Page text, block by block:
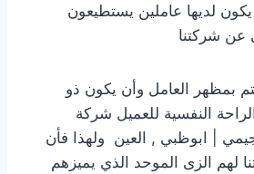
لديها عاملين يستطيعون
عن شركتنا
بمظهر العامل وأن يكون ذو
النفسية للعميل شركة
| ابوظبي , العين ولهذا فأن
لهم الزى الموحد الذي يميزهم